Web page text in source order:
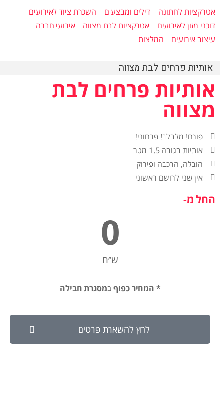
אטרקציות לחתונה דילים ומבצעים
השכרת ציוד לאירועים
דוכני מזון לאירועים
אטרקציות לבת מצווה
אירועי חברה
עיצוב אירועים
המלצות
אותיות פרחים לבת מצווה
אותיות פרחים לבת
מצווה
פורח! מלבלב! פרחוני!
אותיות בגובה 1.5 מטר
הובלה, הרכבה ופירוק
אין שני לרושם ראשוני
החל מ-
0
ש״ח
* המחיר כפוף במסגרת חבילה
לחץ להשארת פרטים